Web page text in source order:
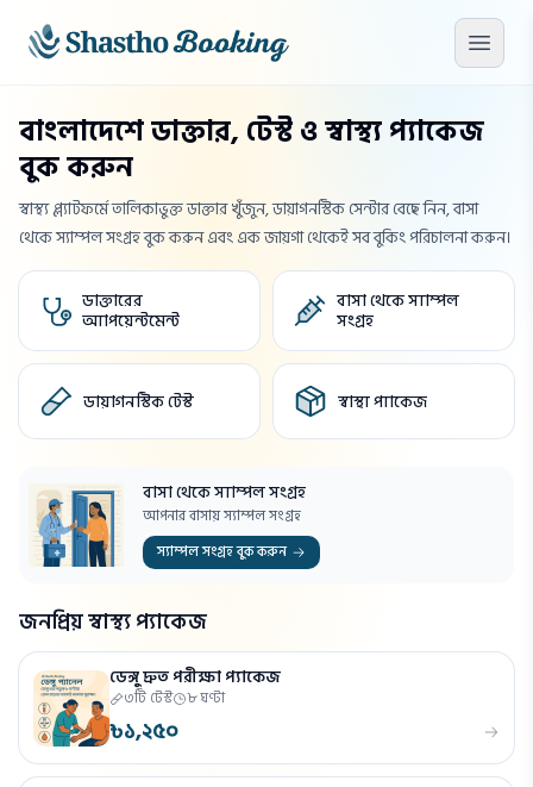
মেনু
বাংলাদেশে ডাক্তার, টেস্ট ও স্বাস্থ্য প্যাকেজ
বুক করুন
স্বাস্থ্য প্ল্যাটফর্মে তালিকাভুক্ত ডাক্তার খুঁজুন, ডায়াগনস্টিক সেন্টার বেছে নিন, বাসা
থেকে স্যাম্পল সংগ্রহ বুক করুন এবং এক জায়গা থেকেই সব বুকিং পরিচালনা করুন।
ডাক্তারের
অ্যাপয়েন্টমেন্ট
বাসা থেকে স্যাম্পল
সংগ্রহ
ডায়াগনস্টিক টেস্ট স্বাস্থ্য প্যাকেজ
বাসা থেকে স্যাম্পল সংগ্রহ
আপনার বাসায় স্যাম্পল সংগ্রহ
স্যাম্পল সংগ্রহ বুক করুন
জনপ্রিয় স্বাস্থ্য প্যাকেজ
ডেঙ্গু দ্রুত পরীক্ষা প্যাকেজ
৩টি টেস্ট ৮ ঘণ্টা
৳১,২৫০